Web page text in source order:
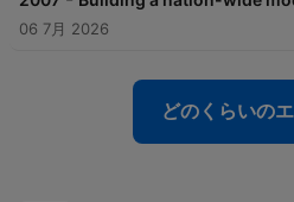
06 7月 2026
どのくらいの